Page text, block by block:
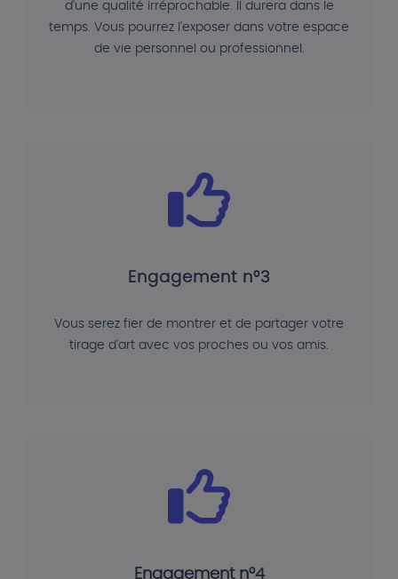
d'une qualité irréprochable. Il durera dans le
temps. Vous pourrez l'exposer dans votre espace
de vie personnel ou professionnel.
Engagement n°3
Vous serez fier de montrer et de partager votre
tirage d'art avec vos proches ou vos amis.
Engagement n°4